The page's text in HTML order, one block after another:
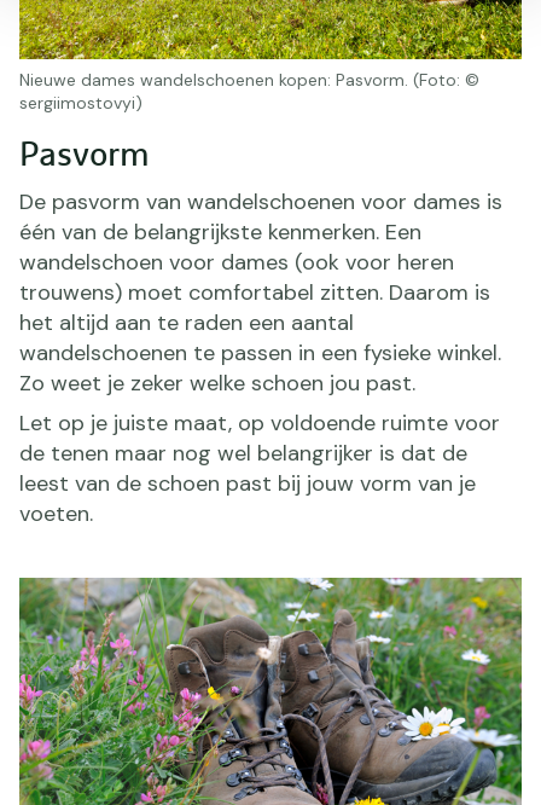
Pasvorm
De pasvorm van wandelschoenen voor dames is
één van de belangrijkste kenmerken. Een
wandelschoen voor dames (ook voor heren
trouwens) moet comfortabel zitten. Daarom is
het altijd aan te raden een aantal
wandelschoenen te passen in een fysieke winkel.
Zo weet je zeker welke schoen jou past.
Let op je juiste maat, op voldoende ruimte voor
de tenen maar nog wel belangrijker is dat de
leest van de schoen past bij jouw vorm van je
voeten.
Nieuwe dames wandelschoenen kopen: Pasvorm. (Foto: ©
sergiimostovyi)